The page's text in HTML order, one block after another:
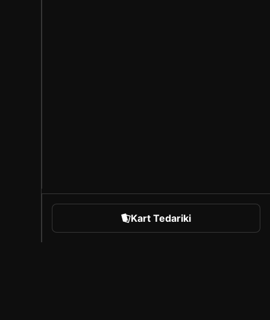
Kart Tedariki